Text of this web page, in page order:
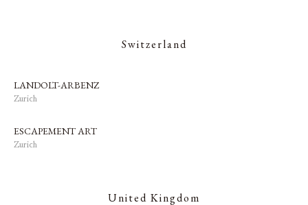
Switzerland
LANDOLT-ARBENZ
Zurich
ESCAPEMENT ART
Zurich
United Kingdom